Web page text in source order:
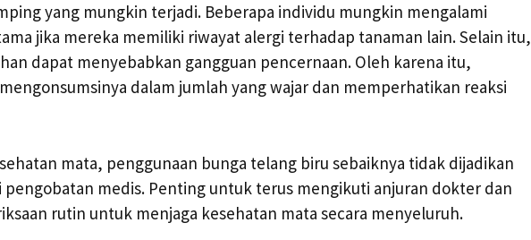
yang mungkin terjadi. Beberapa individu mungkin mengalami
jika mereka memiliki riwayat alergi terhadap tanaman lain. Selain itu,
dapat menyebabkan gangguan pencernaan. Oleh karena itu,
dalam jumlah yang wajar dan memperhatikan reaksi
mata, penggunaan bunga telang biru sebaiknya tidak dijadikan
pengobatan medis. Penting untuk terus mengikuti anjuran dokter dan
rutin untuk menjaga kesehatan mata secara menyeluruh.